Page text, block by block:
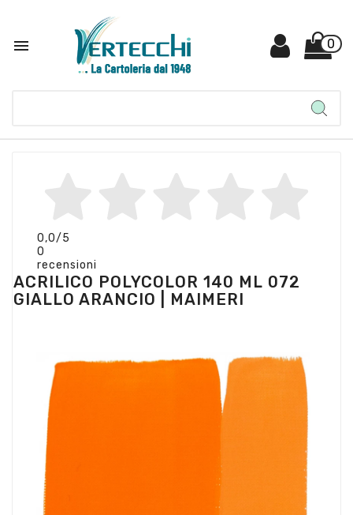
 0
0,0/5
0
recensioni
ACRILICO POLYCOLOR 140 ML 072
GIALLO ARANCIO | MAIMERI